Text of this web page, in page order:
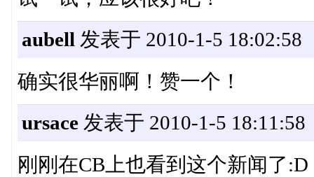
aubell 发表于 2010-1-5 18:02:58
确实很华丽啊！赞一个！
ursace发表于 2010-1-5 18:11:58
刚刚在CB上也看到这个新闻了:D